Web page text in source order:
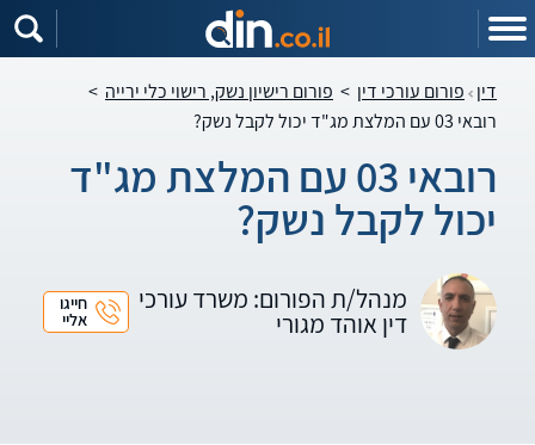
דין פורום עורכי דין > פורום רישיון נשק, רישוי כלי ירייה >
רובאי 03 עם המלצת מג"ד יכול לקבל נשק?
רובאי 03 עם המלצת מג"ד
יכול לקבל נשק?
מנהל/ת הפורום: משרד עורכי
דין אוהד מגורי
חייגו
אליי